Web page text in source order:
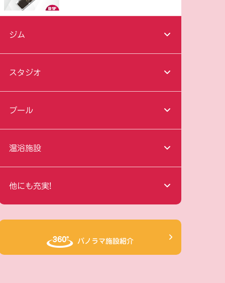
ジム
スタジオ
プール
温浴施設
他にも充実!
パノラマ施設紹介